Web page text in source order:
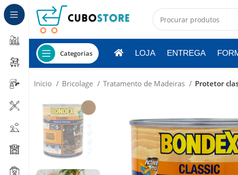
Categorias LOJA ENTREGA
Início Bricolage Tratamento de Madeiras Protetor